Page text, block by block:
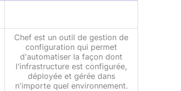
Chef est un outil de gestion de
configuration qui permet
d'automatiser la façon dont
l'infrastructure est configurée,
déployée et gérée dans
n'importe quel environnement.